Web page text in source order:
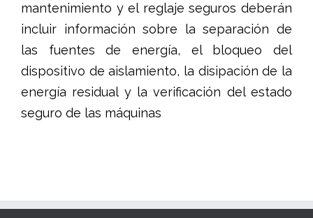
mantenimiento y el reglaje seguros deberán
incluir información sobre la separación de
las fuentes de energía, el bloqueo del
dispositivo de aislamiento, la disipación de la
energía residual y la verificación del estado
seguro de las máquinas